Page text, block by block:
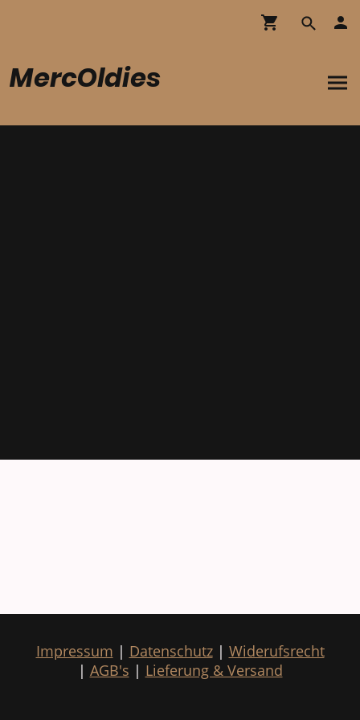
MercOldies
Impressum | Datenschutz| Widerufsrecht
| AGB's | Lieferung & Versand